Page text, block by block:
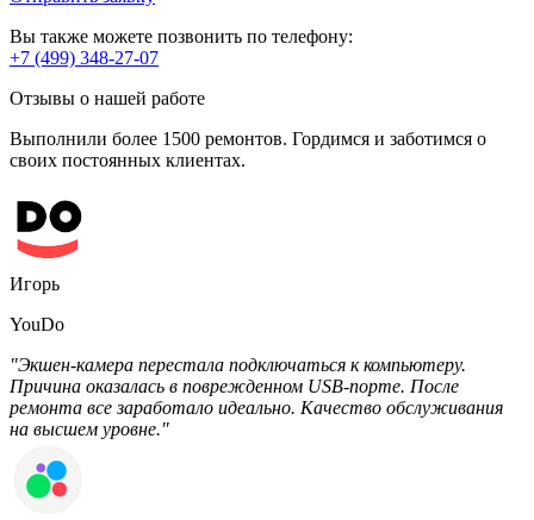
Вы также можете позвонить по телефону:
+7 (499) 348-27-07
Отзывы о нашей работе
Выполнили более 1500 ремонтов. Гордимся и заботимся о
своих постоянных клиентах.
Игорь
YouDo
"Экшен-камера перестала подключаться к компьютеру.
Причина оказалась в поврежденном USB-порте. После
ремонта все заработало идеально. Качество обслуживания
на высшем уровне."